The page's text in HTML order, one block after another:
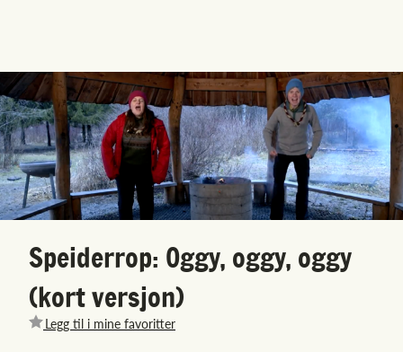
Speiderrop: Oggy, oggy, oggy
(kort versjon)
Legg til i mine favoritter